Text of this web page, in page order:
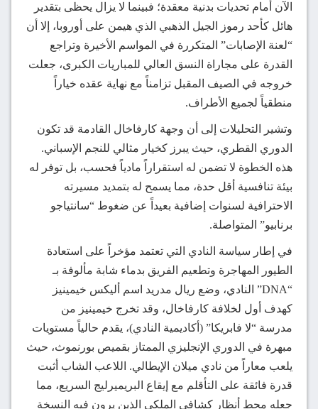
الآن أمام تحديات بدنية معقدة؛ فبينما لا يزال يحظى بتقدير
هائل كأحد رموز الجيل الذهبي الذي هيمن على أوروبا، إلا أن
“لعنة الإصابات” المتكررة في المواسم الأخيرة وتراجع
القدرة على مجاراة النسق العالي للمباريات الكبرى، جعلت
خروجه في الصيف المقبل تزامناً مع نهاية عقده خياراً
منطقياً لجميع الأطراف.
وتشير التحليلات إلى أن وجهة كارفاخال القادمة قد تكون
الدوري القطري، حيث يبرز كخيار مثالي للنجم الإسباني.
هذه الخطوة لا تضمن له استقراراً مادياً فحسب، بل توفر له
بيئة تنافسية أقل حدة، مما يسمح له بتمديد مسيرته
الاحترافية لسنوات إضافية بعيداً عن ضغوط “سانتياجو
برنابيو” المتواصلة.
في إطار سياسة النادي التي تعتمد مؤخراً على استعادة
الطيور المهاجرة وتطعيم الفريق بدماء شابة مألوفة بـ
“DNA” النادي، وضع ريال مدريد اسم أليكس خيمينيز
كهدف أول لخلافة كارفاخال، وقد تخرج خيمينيز من
مدرسة “لا فابريكا” (أكاديمية النادي)، يقدم حالياً مستويات
مبهرة في الدوري الإنجليزي الممتاز بقميص بورنموث، حيث
يلعب معاراً من نادي ميلان الإيطالي. اللاعب الشاب أثبت
قدرة فائقة على التأقلم مع إيقاع البريميرليج السريع، مما
جعله محط أنظار كشافي الملكي الذين يرون فيه النسخة